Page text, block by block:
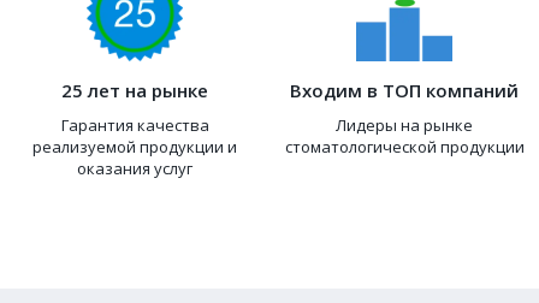
25 лет на рынке
Гарантия качества
реализуемой продукции и
оказания услуг
Входим в ТОП компаний
Лидеры на рынке
стоматологической продукции